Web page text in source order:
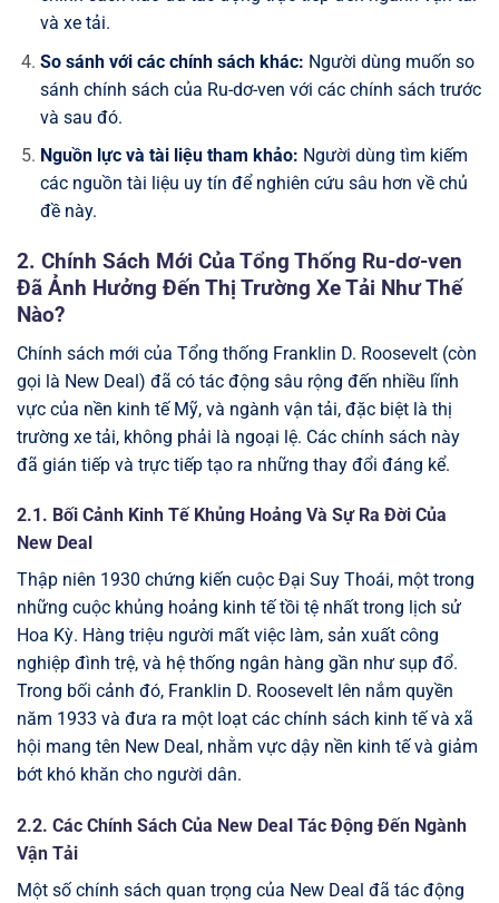
và xe tải.
So sánh với các chính sách khác: Người dùng muốn so
sánh chính sách của Ru-dơ-ven với các chính sách trước
và sau đó.
Nguồn lực và tài liệu tham khảo: Người dùng tìm kiếm
các nguồn tài liệu uy tín để nghiên cứu sâu hơn về chủ
đề này.
2. Chính Sách Mới Của Tổng Thống Ru-dơ-ven
Đã Ảnh Hưởng Đến Thị Trường Xe Tải Như Thế
Nào?
Chính sách mới của Tổng thống Franklin D. Roosevelt (còn
gọi là New Deal) đã có tác động sâu rộng đến nhiều lĩnh
vực của nền kinh tế Mỹ, và ngành vận tải, đặc biệt là thị
trường xe tải, không phải là ngoại lệ. Các chính sách này
đã gián tiếp và trực tiếp tạo ra những thay đổi đáng kể.
2.1. Bối Cảnh Kinh Tế Khủng Hoảng Và Sự Ra Đời Của
New Deal
Thập niên 1930 chứng kiến cuộc Đại Suy Thoái, một trong
những cuộc khủng hoảng kinh tế tồi tệ nhất trong lịch sử
Hoa Kỳ. Hàng triệu người mất việc làm, sản xuất công
nghiệp đình trệ, và hệ thống ngân hàng gần như sụp đổ.
Trong bối cảnh đó, Franklin D. Roosevelt lên nắm quyền
năm 1933 và đưa ra một loạt các chính sách kinh tế và xã
hội mang tên New Deal, nhằm vực dậy nền kinh tế và giảm
bớt khó khăn cho người dân.
2.2. Các Chính Sách Của New Deal Tác Động Đến Ngành
Vận Tải
Một số chính sách quan trọng của New Deal đã tác động